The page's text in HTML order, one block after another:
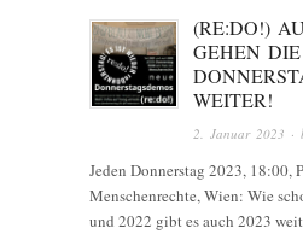
(RE:DO!)
GEHEN DIE
WEITER!
2. Januar 2023 ·
Jeden Donnerstag 2023, 18:00,
Menschenrechte, Wien: Wie
und 2022 gibt es auch 2023